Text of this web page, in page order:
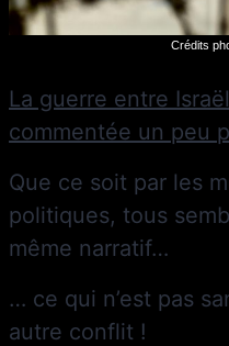
Crédits
La guerre entre
commentée un peu
Que ce soit par les
politiques, tous
même narratif…
… ce qui n’est pas
autre conflit !